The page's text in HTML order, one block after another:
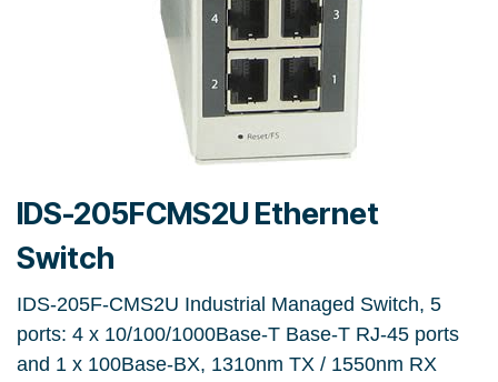
IDS-205FCMS2U Ethernet
Switch
IDS-205F-CMS2U Industrial Managed Switch, 5
ports: 4 x 10/100/1000Base-T Base-T RJ-45 ports
and 1 x 100Base-BX, 1310nm TX / 1550nm RX